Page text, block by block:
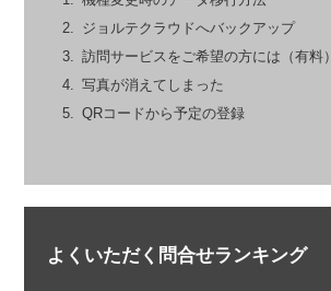
ジョルテクラウドへバックアップ
訪問サービスをご希望の方には（有料）
写真が消えてしまった
QRコードから予定の登録
よくいただく問合せランキング